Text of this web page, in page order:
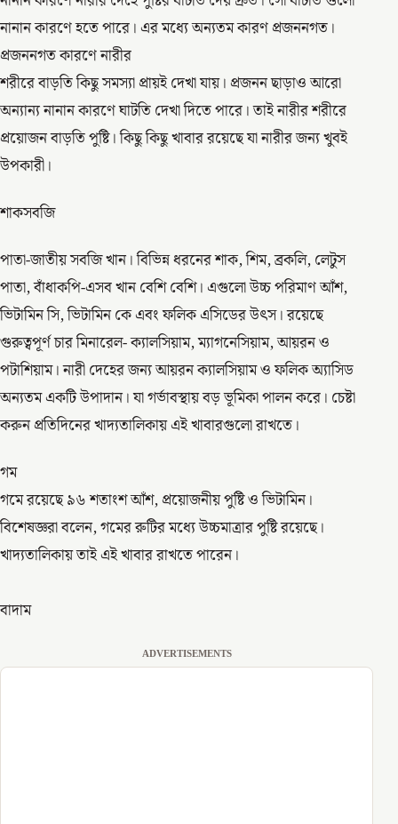
নানান কারণে হতে পারে। এর মধ্যে অন্যতম কারণ প্রজননগত।
প্রজননগত কারণে নারীর
শরীরে বাড়তি কিছু সমস্যা প্রায়ই দেখা যায়। প্রজনন ছাড়াও আরো
অন্যান্য নানান কারণে ঘাটতি দেখা দিতে পারে। তাই নারীর শরীরে
প্রয়োজন বাড়তি পুষ্টি। কিছু কিছু খাবার রয়েছে যা নারীর জন্য খুবই
উপকারী।
শাকসবজি
পাতা-জাতীয় সবজি খান। বিভিন্ন ধরনের শাক, শিম, ব্রকলি, লেটুস
পাতা, বাঁধাকপি-এসব খান বেশি বেশি। এগুলো উচ্চ পরিমাণ আঁশ,
ভিটামিন সি, ভিটামিন কে এবং ফলিক এসিডের উৎস। রয়েছে
গুরুত্বপূর্ণ চার মিনারেল- ক্যালসিয়াম, ম্যাগনেসিয়াম, আয়রন ও
পটাশিয়াম। নারী দেহের জন্য আয়রন ক্যালসিয়াম ও ফলিক অ্যাসিড
অন্যতম একটি উপাদান। যা গর্ভাবস্থায় বড় ভূমিকা পালন করে। চেষ্টা
করুন প্রতিদিনের খাদ্যতালিকায় এই খাবারগুলো রাখতে।
গম
গমে রয়েছে ৯৬ শতাংশ আঁশ, প্রয়োজনীয় পুষ্টি ও ভিটামিন।
বিশেষজ্ঞরা বলেন, গমের রুটির মধ্যে উচ্চমাত্রার পুষ্টি রয়েছে।
খাদ্যতালিকায় তাই এই খাবার রাখতে পারেন।
বাদাম
ADVERTISEMENTS